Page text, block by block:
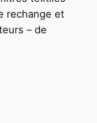
rechange et
– de